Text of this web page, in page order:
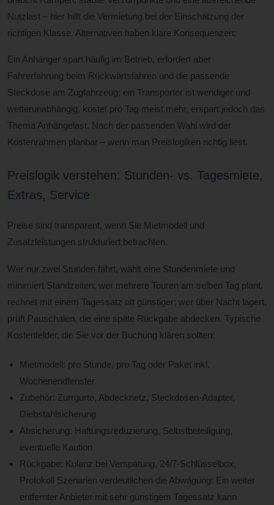
Nutzlast – hier hilft die Vermietung bei der Einschätzung der
richtigen Klasse. Alternativen haben klare Konsequenzen:
Ein Anhänger spart häufig im Betrieb, erfordert aber
Fahrerfahrung beim Rückwärtsfahren und die passende
Steckdose am Zugfahrzeug; ein Transporter ist wendiger und
wetterunabhängig, kostet pro Tag meist mehr, erspart jedoch das
Thema Anhängelast. Nach der passenden Wahl wird der
Kostenrahmen planbar – wenn man Preislogiken richtig liest.
Preislogik verstehen: Stunden- vs. Tagesmiete,
Extras, Service
Preise sind transparent, wenn Sie Mietmodell und
Zusatzleistungen strukturiert betrachten.
Wer nur zwei Stunden fährt, wählt eine Stundenmiete und
minimiert Standzeiten; wer mehrere Touren am selben Tag plant,
rechnet mit einem Tagessatz oft günstiger; wer über Nacht lagert,
prüft Pauschalen, die eine späte Rückgabe abdecken. Typische
Kostenfelder, die Sie vor der Buchung klären sollten:
Mietmodell: pro Stunde, pro Tag oder Paket inkl.
Wochenendfenster
Zubehör: Zurrgurte, Abdecknetz, Steckdosen-Adapter,
Diebstahlsicherung
Absicherung: Haftungsreduzierung, Selbstbeteiligung,
eventuelle Kaution
Rückgabe: Kulanz bei Verspätung, 24/7-Schlüsselbox,
Protokoll Szenarien verdeutlichen die Abwägung: Ein weiter
entfernter Anbieter mit sehr günstigem Tagessatz kann